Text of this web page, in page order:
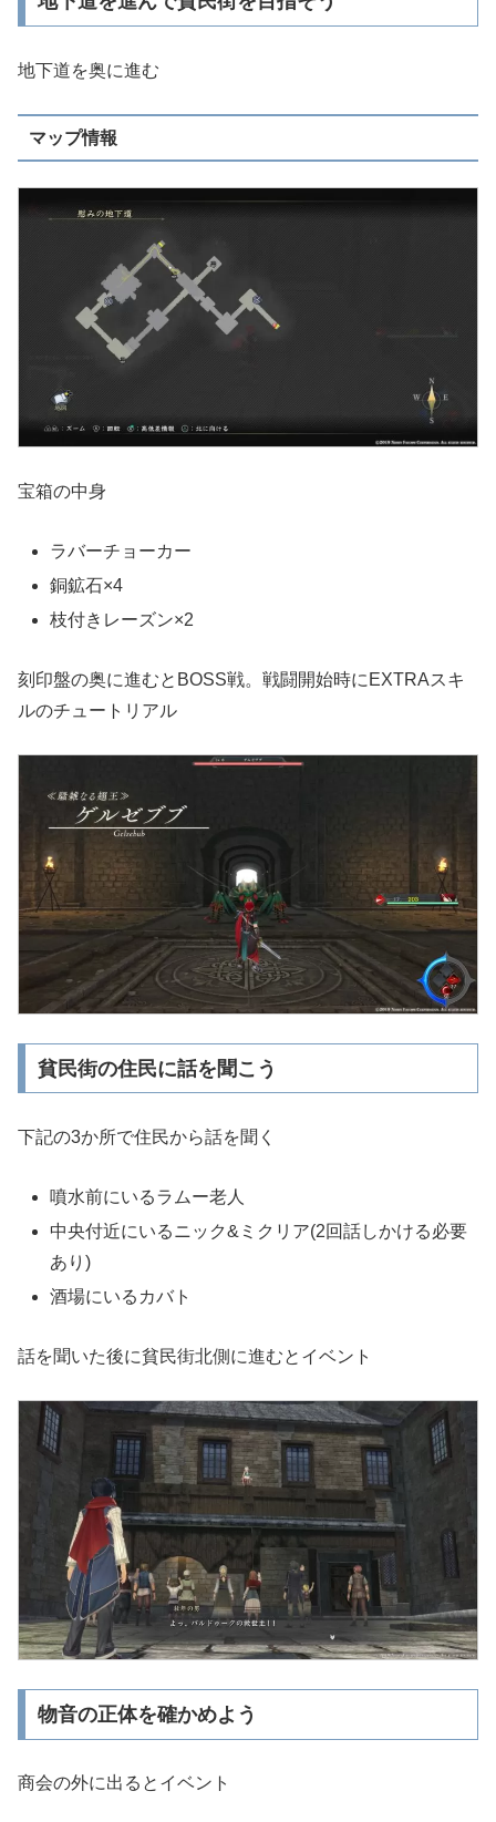
地下道を奥に進む
マップ情報
宝箱の中身
ラバーチョーカー
銅鉱石×4
枝付きレーズン×2
刻印盤の奥に進むとBOSS戦。戦闘開始時にEXTRAスキ
ルのチュートリアル
貧民街の住民に話を聞こう
下記の3か所で住民から話を聞く
噴水前にいるラムー老人
中央付近にいるニック&ミクリア(2回話しかける必要
あり)
酒場にいるカバト
話を聞いた後に貧民街北側に進むとイベント
物音の正体を確かめよう
商会の外に出るとイベント